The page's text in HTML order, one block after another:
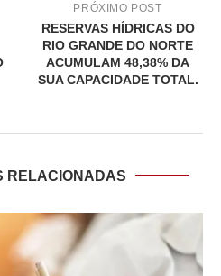
PRÓXIMO POST
RESERVAS HÍDRICAS DO
RIO GRANDE DO NORTE
ACUMULAM 48,38% DA
SUA CAPACIDADE TOTAL.
RELACIONADAS